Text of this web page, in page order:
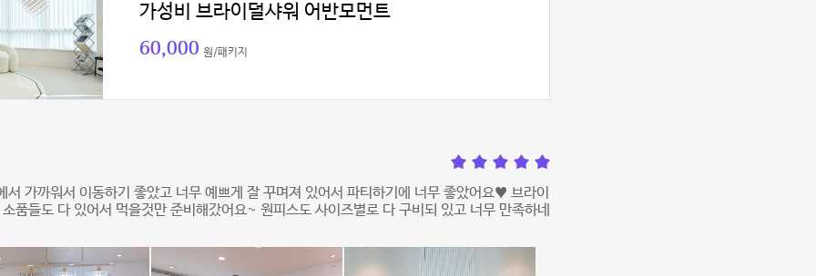
가성비 브라이덜샤워 어반모먼트
60,000 원/패키지
서 가까워서 이동하기 좋았고 너무 예쁘게 잘 꾸며져 있어서 파티하기에 너무 좋았어요♥️ 브라이
품들도 다 있어서 먹을것만 준비해갔어요~ 원피스도 사이즈별로 다 구비되 있고 너무 만족하네